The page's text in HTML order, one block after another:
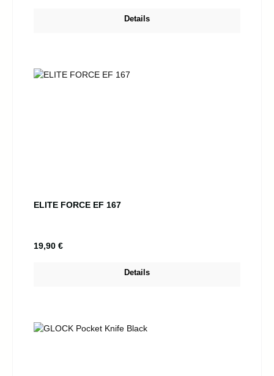
Details
ELITE FORCE EF 167
Regulärer Preis:
19,90 €
Details